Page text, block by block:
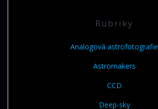
Rubriky
Analogová astrofotografie
Astromakers
CCD
Deep-sky